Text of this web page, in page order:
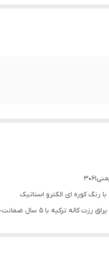
رنگ کوره ای الکترو استاتیک
کاله ترکیه با ۵ سال ضمانت📝
پشم سنگ